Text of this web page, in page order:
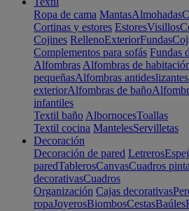
Ropa de cama MantasAlmohadas
Cortinas y estores EstoresVisillos
Cojines RellenoExteriorFundas
Complementos para sofás Fundas
Alfombras Alfombras de
pequeñasAlfombras antideslizantes
exteriorAlfombras de baño
infantiles
Textil baño AlbornocesToallas
Textil cocina MantelesServilletas
Decoración
Decoración de pared Letreros
paredTablerosCanvasCuadros
decorativasCuadros
Organización Cajas decorativas
ropaJoyerosBiombosCestasBaúles